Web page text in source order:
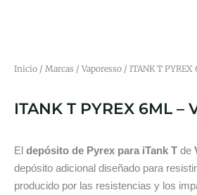
Inicio / Marcas / Vaporesso / ITANK T PYREX
ITANK T PYREX 6ML –
El depósito de Pyrex para iTank T de
depósito adicional diseñado para
producido por las resistencias y los